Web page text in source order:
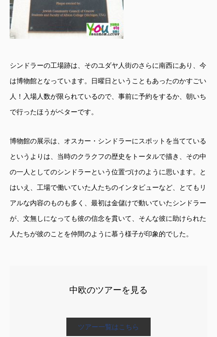
シンドラーの工場跡は、そのユダヤ人街のさらに南西にあり、今
は博物館となっています。日曜日ということもあったのかすごい
人！入場人数が限られているので、事前に予約をするか、朝いち
で行ったほうがベターです。
博物館の展示は、オスカー・シンドラーにスポットを当てている
というよりは、当時のクラクフの歴史をトータルで描き、その中
の一人としてのシンドラーという位置づけのように思います。と
はいえ、工場で働いていた人たちのインタビューなど、とてもリ
アルな内容のものも多く、最初は金儲けで動いていたシンドラー
が、文無しになっても彼の信念を貫いて、そんな彼に助けられた
人たちが彼のことを仲間のように慕う様子が印象的でした。
中欧のツアーを見る
ツアー一覧はこちら